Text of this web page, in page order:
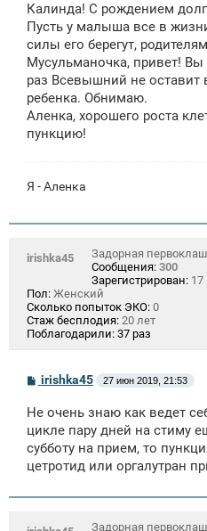
б
щ
е
н
и
Калинда! С рождением
Пусть у малыша все в
силы его берегут,
Мусульманочка, привет! Вы
раз Всевышний не оставит
ребенка. Обнимаю.
Аленка, хорошего роста
пункцию!
Я - Аленка
irishka45
Задорная
Сообщения: 300
Зарегистрирован: 17
Пол: Женский
Сколько попыток ЭКО: 0
Стаж бесплодия: 20 лет
Поблагодарили: 37 раз
С
б
щ
н
и
irishka45 27 июн 2019, 21:53
Не очень знаю как ведет
цикле пару дней на стиму
субботу на прием, то
цетротид или оргалутран
Задорная